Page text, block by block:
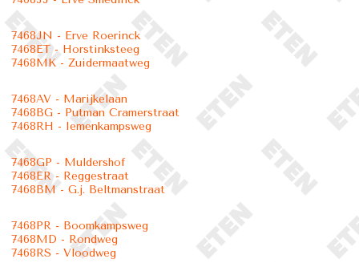
7468JN - Erve Roerinck
7468ET - Horstinksteeg
7468MK - Zuidermaatweg
7468AV - Marijkelaan
7468BG - Putman Cramerstraat
7468RH - Iemenkampsweg
7468GP - Muldershof
7468ER - Reggestraat
7468BM - G.j. Beltmanstraat
7468PR - Boomkampsweg
7468MD - Rondweg
7468RS - Vloodweg